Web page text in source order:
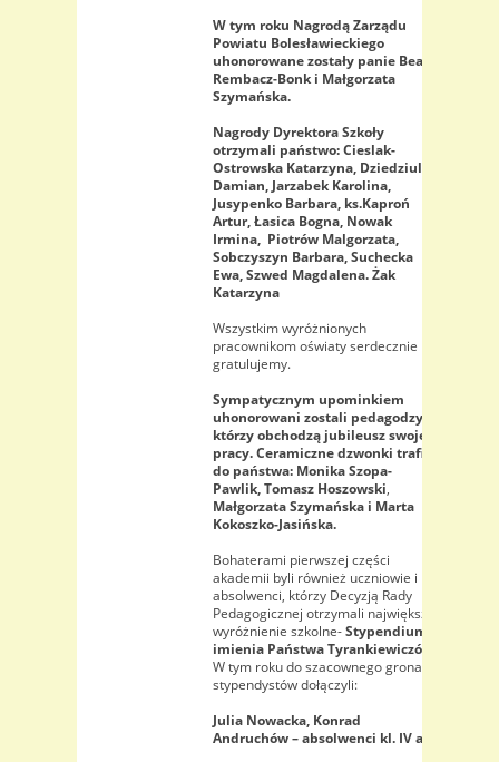
W tym roku Nagrodą Zarządu
Powiatu Bolesławieckiego
uhonorowane zostały panie Beata
Rembacz-Bonk i Małgorzata
Szymańska.
Nagrody Dyrektora Szkoły
otrzymali państwo: Cieslak-
Ostrowska Katarzyna, Dziedziul
Damian, Jarzabek Karolina,
Jusypenko Barbara, ks.Kaproń
Artur, Łasica Bogna, Nowak
Irmina, Piotrów Malgorzata,
Sobczyszyn Barbara, Suchecka
Ewa, Szwed Magdalena. Żak
Katarzyna
Wszystkim wyróżnionych
pracownikom oświaty serdecznie
gratulujemy.
Sympatycznym upominkiem
uhonorowani zostali pedagodzy,
którzy obchodzą jubileusz swojej
pracy. Ceramiczne dzwonki trafiły
do państwa: Monika Szopa-
Pawlik, Tomasz Hoszowski,
Małgorzata Szymańska i Marta
Kokoszko-Jasińska.
Bohaterami pierwszej części
akademii byli również uczniowie i
absolwenci, którzy Decyzją Rady
Pedagogicznej otrzymali największe
wyróżnienie szkolne-Stypendium
imienia Państwa Tyrankiewiczów.
W tym roku do szacownego grona
stypendystów dołączyli:
Julia Nowacka, Konrad
Andruchów – absolwenci kl. IV a